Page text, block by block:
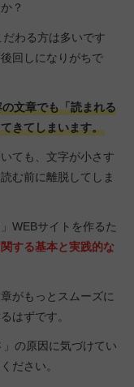
？
わる方は多いです
回しになりがちで
文章でも「読まれる
きてしまいます。
ても、文字が小さす
む前に離脱してしま
WEBサイトを作るた
する基本と実践的な
がもっとスムーズに
はずです。
の原因に気づけてい
ださい。